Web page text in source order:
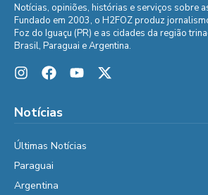
Notícias, opiniões, histórias e serviços sobre
Fundado em 2003, o H2FOZ produz
Foz do Iguaçu (PR) e as cidades da região
Brasil, Paraguai e Argentina.
Notícias
Últimas Notícias
Paraguai
Argentina